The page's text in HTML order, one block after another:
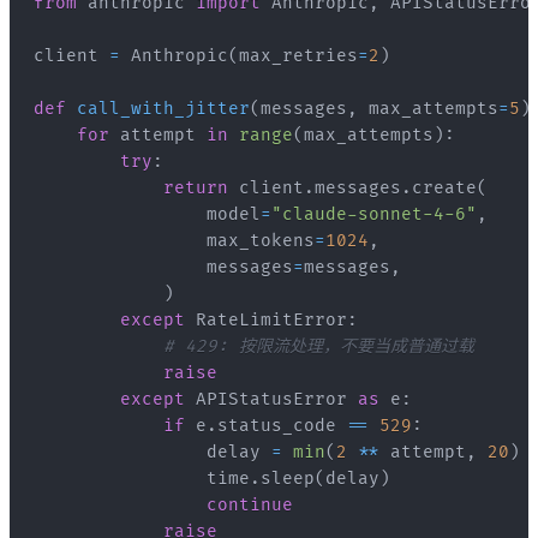
client = Anthropic(max_retries=2 )
def call_with_jitter(messages , max_attempts=5 )
for attempt in range(max_attempts ) :
try :
return client .messages . create(
                model
= "claude-sonnet-4-6" ,
                max_tokens
=1024 ,
                messages
=messages ,
)
except RateLimitError :
# 429: 按限流处理，不要当成普通过载
raise
except APIStatusError as e :
if e . status_code == 529 :
                delay
= min( 2 ** attempt , 20 )
                time
. sleep( delay )
continue
raise